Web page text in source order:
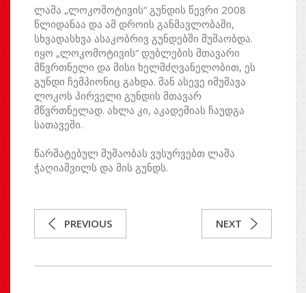
ლაშა „ლოკომოტივის“ გუნდის წევრი 2008
წლიდანაა და ამ დროის განმავლობაში,
სხვადასხვა ასაკობრივ გუნდებში მუშაობდა.
იყო „ლოკომოტივის“ დუბლების მთავარი
მწვრთნელი და მისი ხელმძღვანელობით, ეს
გუნდი ჩემპიონიც გახდა. მან ასევე იმუშავა
ლოკოს პირველი გუნდის მთავარ
მწვრთნელად. ახლა კი, აკადემიას ჩაუდგა
სათავეში.
წარმატებულ მუშაობას ვუსურვებთ ლაშა
ჭაღიაშვილს და მის გუნდს.
PREVIOUS NEXT